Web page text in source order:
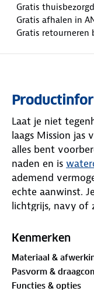
Gratis
Gratis afhalen in
Gratis retourneren
Laat je niet
laags Mission jas
alles bent
naden en is
ademend
echte aanwinst.
lichtgrijs, navy of
Word je
capuchon er
drukknopen. De
Kenmerken
Materiaal &
Pasvorm &
Functies & opties